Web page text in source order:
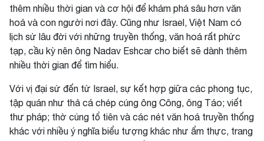
thêm nhiều thời gian và cơ hội để khám phá sâu hơn văn
hoá và con người nơi đây. Cũng như Israel, Việt Nam có
lịch sử lâu đời với những truyền thống, văn hoá rất phức
tạp, cầu kỳ nên ông Nadav Eshcar cho biết sẽ dành thêm
nhiều thời gian để tìm hiểu.
Với vị đại sứ đến từ Israel, sự kết hợp giữa các phong tục,
tập quán như thả cá chép cúng ông Công, ông Táo; viết
thư pháp; thờ cúng tổ tiên và các nét văn hoá truyền thống
khác với nhiều ý nghĩa biểu tượng khác như ẩm thực, trang